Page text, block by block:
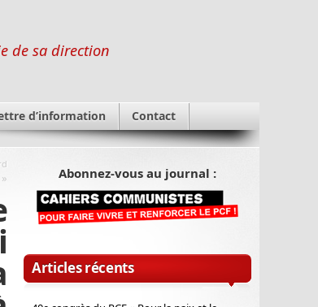
de sa direction
d’information Contact
» Abonnez-vous au journal :
Articles récents